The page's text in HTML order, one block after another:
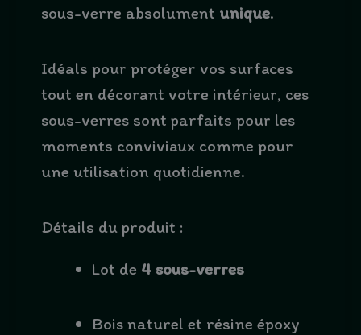
sous-verre absolument unique.
Idéals pour protéger vos surfaces
tout en décorant votre intérieur, ces
sous-verres sont parfaits pour les
moments conviviaux comme pour
une utilisation quotidienne.
Détails du produit :
Lot de 4 sous-verres
Bois naturel et résine époxy